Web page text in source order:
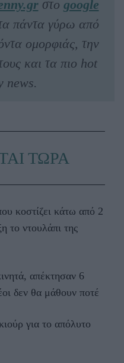
στο google
πάντα γύρω από
ομορφιάς, την
και τα πιο hot
news.
ΤΩΡΑ
κοστίζει κάτω από 2
το ντουλάπι της
απέκτησαν 6
δεν θα μάθουν ποτέ
για το απόλυτο